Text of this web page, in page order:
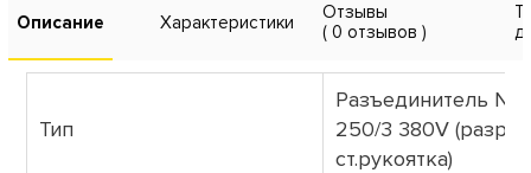
Описание Характеристики
Отзывы
( 0 отзывов )
Тип
Разъединитель
250/3 380V
ст.рукоятка)